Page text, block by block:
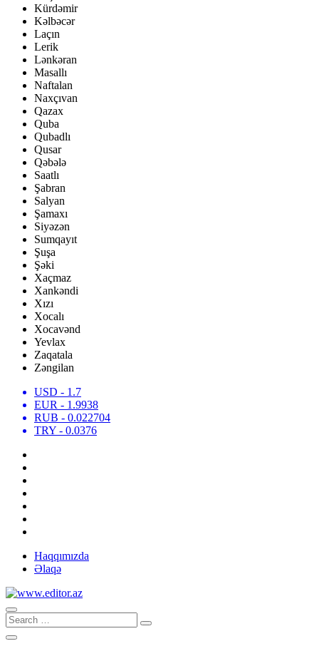
Kürdəmir
Kəlbəcər
Laçın
Lerik
Lənkəran
Masallı
Naftalan
Naxçıvan
Qazax
Quba
Qubadlı
Qusar
Qəbələ
Saatlı
Şabran
Salyan
Şamaxı
Siyəzən
Sumqayıt
Şuşa
Şəki
Xaçmaz
Xankəndi
Xızı
Xocalı
Xocavənd
Yevlax
Zaqatala
Zəngilan
USD - 1.7
EUR - 1.9938
RUB - 0.022704
TRY - 0.0376
Haqqımızda
Əlaqə